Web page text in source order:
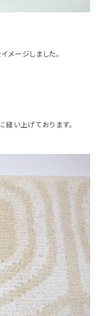
メージしました。
い上げております。